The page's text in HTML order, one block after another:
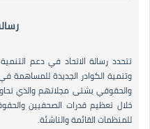
تتحدد رسالة الاتحاد في دعم
وتنمية الكوادر الجديدة
والحقوقي بشتى مجلاتهم والذي
خلال تعظيم قدرات الصحفيين
للمنظمات القائمة والناشئة.